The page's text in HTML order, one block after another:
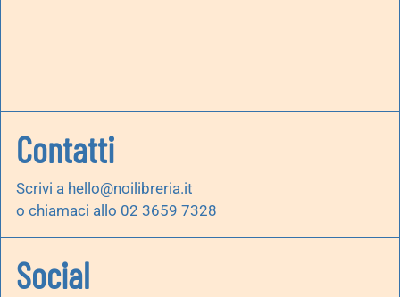
Contatti
Scrivi a hello@noilibreria.it
o chiamaci allo 02 3659 7328
Social